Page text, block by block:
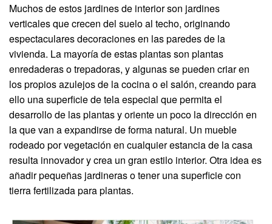
Muchos de estos jardines de interior son jardines
verticales que crecen del suelo al techo, originando
espectaculares decoraciones en las paredes de la
vivienda. La mayoría de estas plantas son plantas
enredaderas o trepadoras, y algunas se pueden criar en
los propios azulejos de la cocina o el salón, creando para
ello una superficie de tela especial que permita el
desarrollo de las plantas y oriente un poco la dirección en
la que van a expandirse de forma natural. Un mueble
rodeado por vegetación en cualquier estancia de la casa
resulta innovador y crea un gran estilo interior. Otra idea es
añadir pequeñas jardineras o tener una superficie con
tierra fertilizada para plantas.